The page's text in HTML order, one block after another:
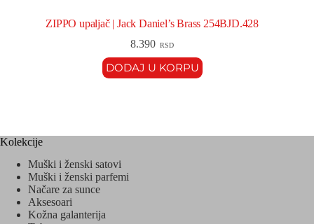
ZIPPO upaljač | Jack Daniel’s Brass 254BJD.428
8.390 RSD
DODAJ U KORPU
Kolekcije
Muški i ženski satovi
Muški i ženski parfemi
Načare za sunce
Aksesoari
Kožna galanterija